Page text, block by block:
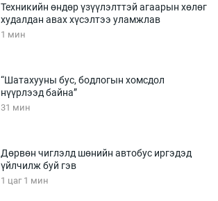
Техникийн өндөр үзүүлэлттэй агаарын хөлөг
худалдан авах хүсэлтээ уламжлав
1 мин
“Шатахууны бус, бодлогын хомсдол
нүүрлээд байна”
31 мин
Дөрвөн чиглэлд шөнийн автобус иргэдэд
үйлчилж буй гэв
1 цаг 1 мин